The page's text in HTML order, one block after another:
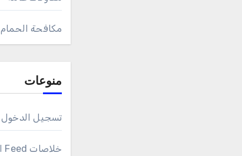
مكافحة الحمام
منوعات
تسجيل الدخول
خلاصات Feed الإدخالات